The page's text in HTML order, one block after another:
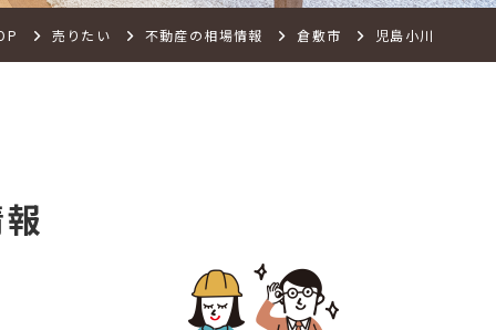
売りたい 不動産の相場情報 倉敷市 児島小川